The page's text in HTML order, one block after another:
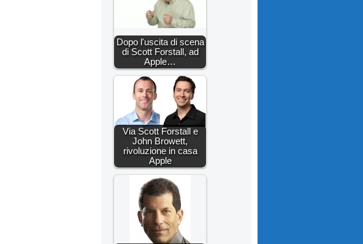
Dopo l'uscita di scena
di Scott Forstall, ad
Apple…
Via Scott Forstall e
John Browett,
rivoluzione in casa
Apple